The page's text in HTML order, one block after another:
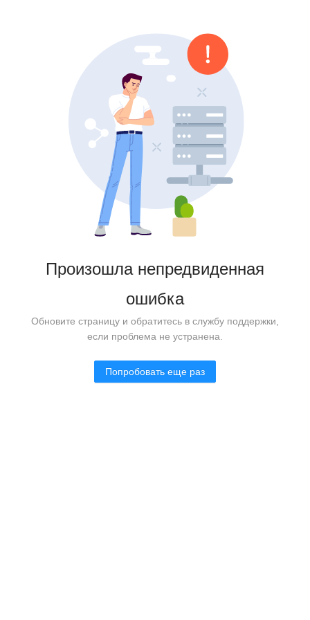
Произошла непредвиденная
ошибка
Обновите страницу и обратитесь в службу поддержки,
если проблема не устранена.
Попробовать еще раз